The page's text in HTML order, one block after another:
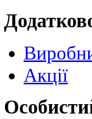
Акції